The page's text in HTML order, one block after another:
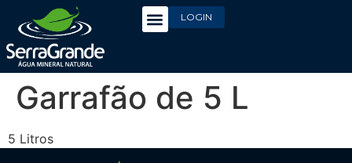
LOGIN
Garrafão de 5 L
5 Litros